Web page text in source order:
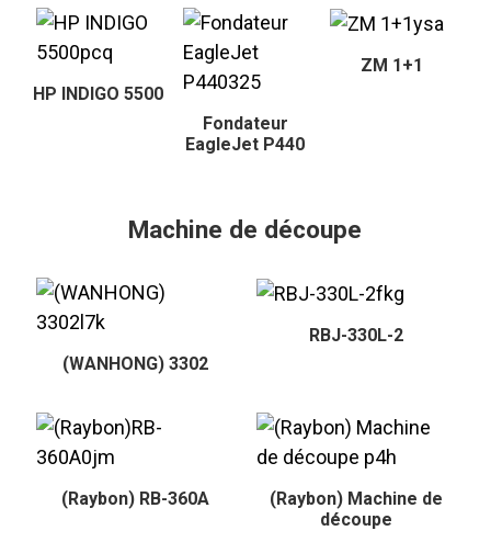
HP INDIGO 5500
Fondateur
EagleJet P440
ZM 1+1
Machine de découpe
(WANHONG) 3302
RBJ-330L-2
(Raybon) RB-360A
(Raybon) Machine de
découpe